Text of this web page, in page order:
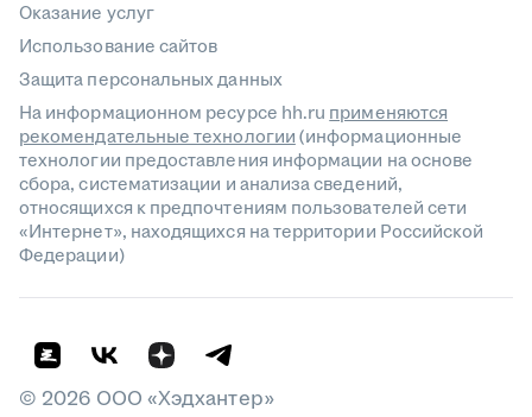
Оказание услуг
Использование сайтов
Защита персональных данных
На информационном ресурсе hh.ru применяются
рекомендательные технологии(информационные
технологии предоставления информации на основе
сбора, систематизации и анализа сведений,
относящихся к предпочтениям пользователей сети
«Интернет», находящихся на территории Российской
Федерации)
© 2026 ООО «Хэдхантер»